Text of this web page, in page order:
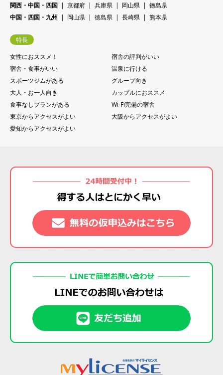
関西・中国・四国
京都府 兵庫県 岡山県
徳島県
中国・四国・九州
岡山県 徳島県 長崎県 熊本県
特長
女性におススメ！
宿舎の評判がいい
宿舎・食事がいい
温泉に行ける
スポーツジムがある
グループ向き
大人・お一人向き
カップルにおススメ
食事なしプランがある
Wi-Fi完備の宿舎
東京からアクセスがよい
大阪からアクセスがよい
愛知からアクセスがよい